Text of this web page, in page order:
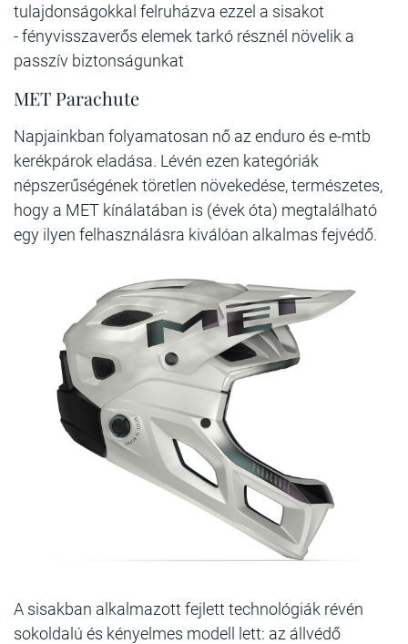
tulajdonságokkal felruházva ezzel a sisakot
- fényvisszaverős elemek tarkó résznél növelik a
passzív biztonságunkat
MET Parachute
Napjainkban folyamatosan nő az enduro és e-mtb
kerékpárok eladása. Lévén ezen kategóriák
népszerűségének töretlen növekedése, természetes,
hogy a MET kínálatában is (évek óta) megtalálható
egy ilyen felhasználásra kiválóan alkalmas fejvédő.
A sisakban alkalmazott fejlett technológiák révén
sokoldalú és kényelmes modell lett: az állvédő